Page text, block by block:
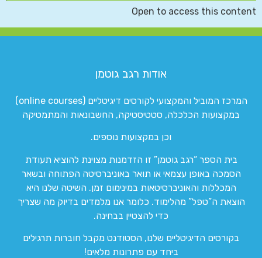
Open to access this content
אודות רגב גוטמן
המרכז המוביל והמקצועי לקורסים דיגיטליים (online courses)
במקצועות הכלכלה, סטטיסטיקה, החשבונאות והמתמטיקה
וכן במקצועות נוספים.
בית הספר “רגב גוטמן” זו הזדמנות מצוינת להוציא תעודת
הסמכה באופן עצמאי או תואר באוניברסיטה הפתוחה ובשאר
המכללות והאוניברסיטאות במינימום זמן. השיטה שלנו היא
הוצאת ה”טפל” מהלימוד. כלומר אנו מלמדים בדיוק מה שצריך
כדי להצטיין בבחינה.
בקורסים הדיגיטליים שלנו, הסטודנט מקבל חוברות תרגילים
ביחד עם פתרונות מלאים!